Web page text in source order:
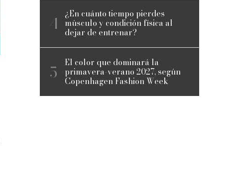
¿En cuánto tiempo pierdes
músculo y condición física al
dejar de entrenar?
El color que dominará la
primavera-verano 2027, según
Copenhagen Fashion Week